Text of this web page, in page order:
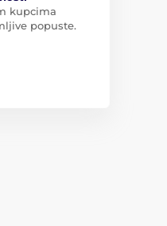
kupcima
popuste.